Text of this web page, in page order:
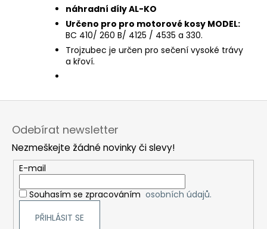
náhradní díly AL-KO
Určeno pro pro motorové kosy MODEL:
BC 410/ 260 B/ 4125 / 4535 a 330.
Trojzubec je určen pro sečení vysoké trávy
a křoví.
Z
Odebírat newsletter
Nezmeškejte žádné novinky či slevy!
E-mail
Souhasím se zpracováním osobních údajů.
PŘIHLÁSIT SE